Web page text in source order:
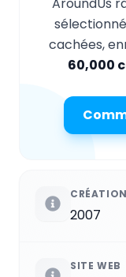
AroundUs
cachées,
60,000
CRÉATION
2007
SITE WEB